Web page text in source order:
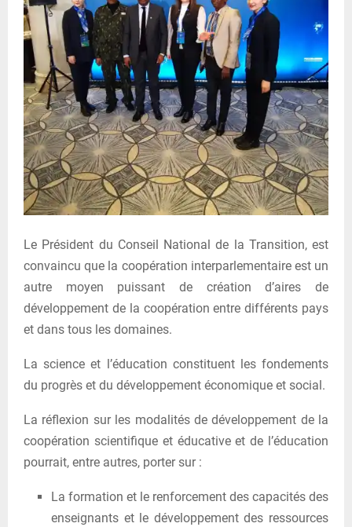
Le Président du Conseil National de la Transition, est
convaincu que la coopération interparlementaire est un
autre moyen puissant de création d’aires de
développement de la coopération entre différents pays
et dans tous les domaines.
La science et l’éducation constituent les fondements
du progrès et du développement économique et social.
La réflexion sur les modalités de développement de la
coopération scientifique et éducative et de l’éducation
pourrait, entre autres, porter sur :
La formation et le renforcement des capacités des
enseignants et le développement des ressources